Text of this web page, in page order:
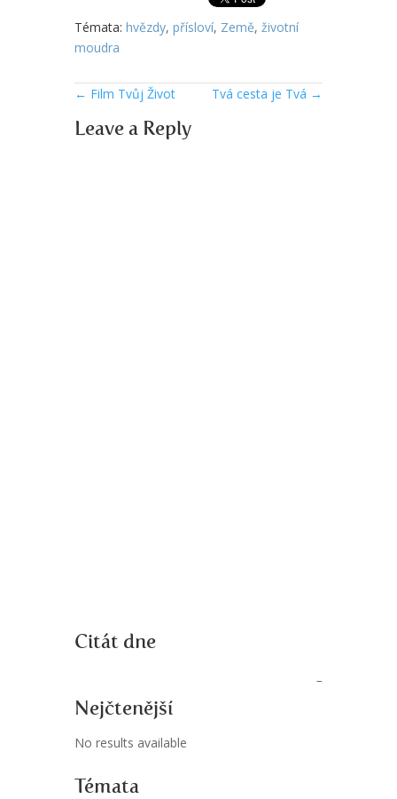
Témata: hvězdy, přísloví, Země, životní
moudra
← Film Tvůj Život Tvá cesta je Tvá →
Leave a Reply
Citát dne
Nejčtenější
No results available
Témata